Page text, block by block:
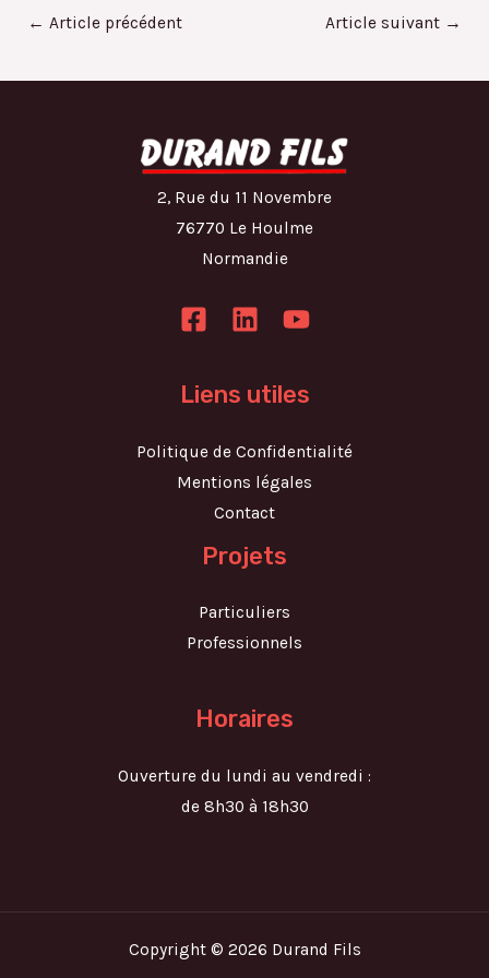
← Article précédent Article suivant →
2, Rue du 11 Novembre
76770 Le Houlme
Normandie
Liens utiles
Politique de Confidentialité
Mentions légales
Contact
Projets
Particuliers
Professionnels
Horaires
Ouverture du lundi au vendredi :
de 8h30 à 18h30
Copyright © 2026 Durand Fils